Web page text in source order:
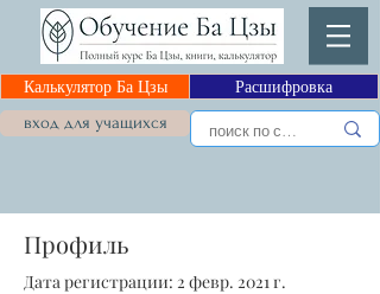
Калькулятор Ба Цзы Расшифровка
вход для учащихся
Профиль
Дата регистрации: 2 февр. 2021 г.